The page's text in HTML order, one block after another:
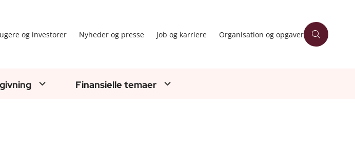
og investorer Nyheder og presse Job og karriere Organisation og opgaver
Finansielle temaer